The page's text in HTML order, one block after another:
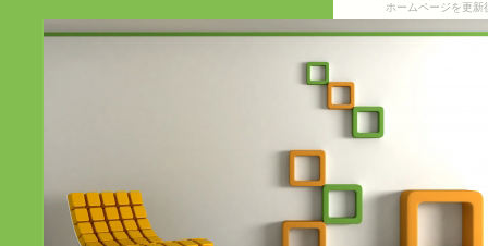
ホームページを更